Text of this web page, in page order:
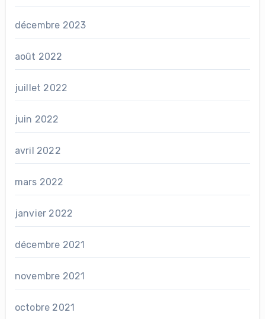
décembre 2023
août 2022
juillet 2022
juin 2022
avril 2022
mars 2022
janvier 2022
décembre 2021
novembre 2021
octobre 2021